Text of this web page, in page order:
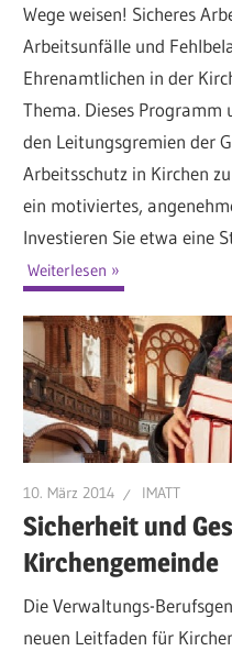
Wege weisen! Sicheres
Arbeitsunfälle und
Ehrenamtlichen in der
Thema. Dieses
den Leitungsgremien der
Arbeitsschutz in Kirchen
ein motiviertes,
Investieren Sie etwa eine
Weiterlesen
10. März 2014 IMATT
Sicherheit und
Kirchengemeinde
Die Verwaltungs-
neuen Leitfaden für